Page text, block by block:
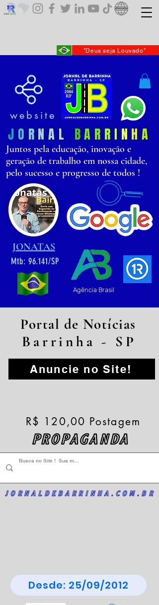
"Deus seja Louvado"
website
JO RNAL BARRI NHA
Juntos pela educação, inovação e
geração de trabalho em nossa cidade,
pelo sucesso e progresso de todos !
JONATAS
Mtb: 96.141/SP
Agência Brasil
Anuncie no Site!
PROPAGANDA
R$ 120,00 Postagem
JORNALDEBARRINHA.COM.BR
Barrinha - SP
Desde: 25/09/2012
Portal de Notícias